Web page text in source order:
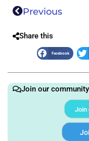
Previous
Share this
Facebook
Join our community
Join